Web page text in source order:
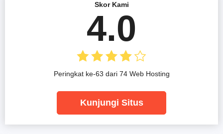
Skor Kami
4.0
Peringkat ke-63 dari 74 Web Hosting
Kunjungi Situs